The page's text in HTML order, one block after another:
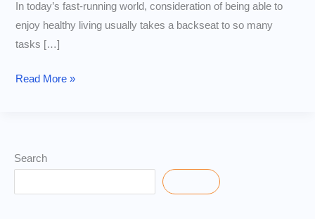
In today’s fast-running world, consideration of being able to
enjoy healthy living usually takes a backseat to so many
tasks […]
Fitness
Complete
Guide
toward
Read More »
Search